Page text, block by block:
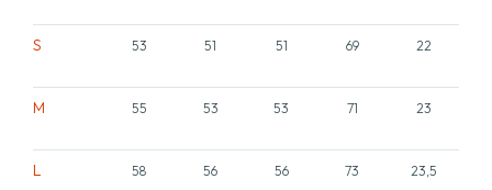
S 53 51 51 69 22
M 55 53 53 71 23
L 58 56 56 73 23,5